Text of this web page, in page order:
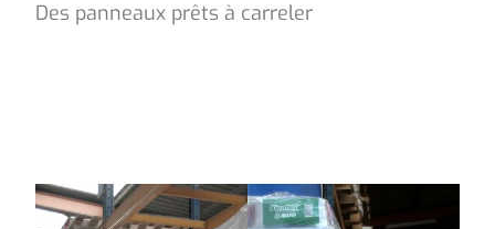
Des panneaux prêts à carreler